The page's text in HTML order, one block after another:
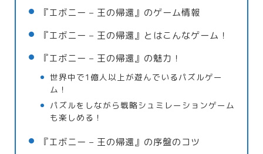
『エボニー – 王の帰還』のゲーム情報
『エボニー – 王の帰還』とはこんなゲーム！
『エボニー – 王の帰還』の魅力！
世界中で1億人以上が遊んでいるパズルゲー
ム！
パズルをしながら戦略シュミレーションゲーム
も楽しめる！
『エボニー – 王の帰還』の序盤のコツ